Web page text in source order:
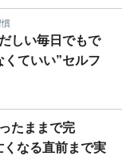
慣
しい毎日でもで
くていい”セルフ
たままで完
くなる直前まで実